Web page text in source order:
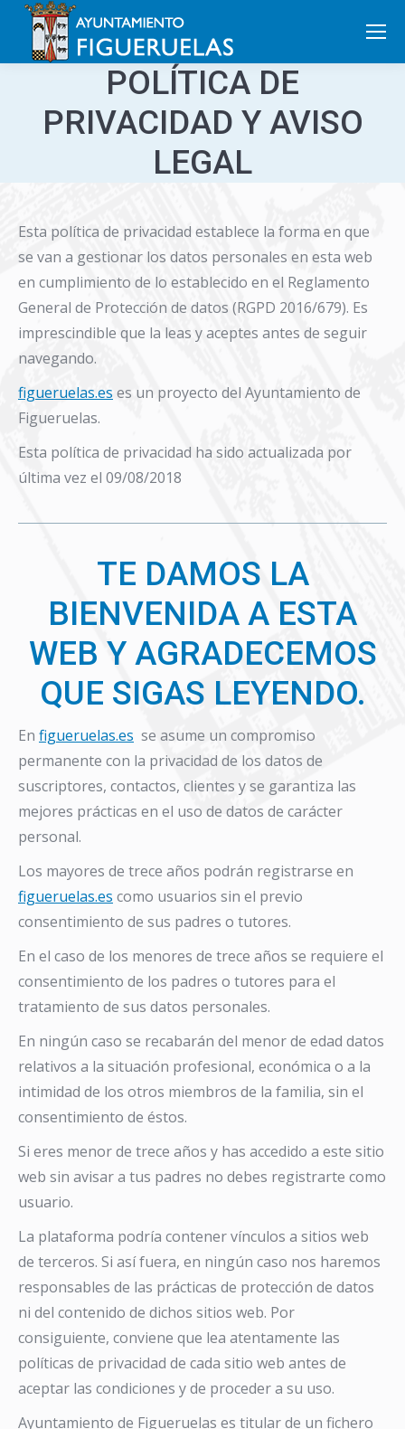
Search:
POLÍTICA DE
PRIVACIDAD Y AVISO
LEGAL
Esta política de privacidad establece la forma en que
se van a gestionar los datos personales en esta web
en cumplimiento de lo establecido en el Reglamento
General de Protección de datos (RGPD 2016/679). Es
imprescindible que la leas y aceptes antes de seguir
navegando.
figueruelas.es es un proyecto del Ayuntamiento de
Figueruelas.
Esta política de privacidad ha sido actualizada por
última vez el 09/08/2018
TE DAMOS LA
BIENVENIDA A ESTA
WEB Y AGRADECEMOS
QUE SIGAS LEYENDO.
En figueruelas.es se asume un compromiso
permanente con la privacidad de los datos de
suscriptores, contactos, clientes y se garantiza las
mejores prácticas en el uso de datos de carácter
personal.
Los mayores de trece años podrán registrarse en
figueruelas.es como usuarios sin el previo
consentimiento de sus padres o tutores.
En el caso de los menores de trece años se requiere el
consentimiento de los padres o tutores para el
tratamiento de sus datos personales.
En ningún caso se recabarán del menor de edad datos
relativos a la situación profesional, económica o a la
intimidad de los otros miembros de la familia, sin el
consentimiento de éstos.
Si eres menor de trece años y has accedido a este sitio
web sin avisar a tus padres no debes registrarte como
usuario.
La plataforma podría contener vínculos a sitios web
de terceros. Si así fuera, en ningún caso nos haremos
responsables de las prácticas de protección de datos
ni del contenido de dichos sitios web. Por
consiguiente, conviene que lea atentamente las
políticas de privacidad de cada sitio web antes de
aceptar las condiciones y de proceder a su uso.
Ayuntamiento de Figueruelas es titular de un fichero